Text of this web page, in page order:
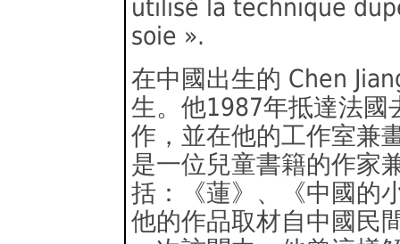
utilisé la technique
soie ».
在中國出生的 Chen
生。他1987年抵達法國
作，並在他的工作室兼
是一位兒童書籍的作家
括：《蓮》、《中國的
他的作品取材自中國民